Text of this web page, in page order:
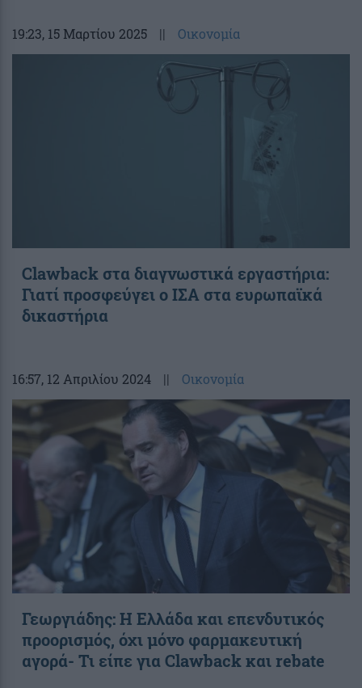
19:23, 15 Μαρτίου 2025 || Οικονομία
Clawback στα διαγνωστικά εργαστήρια:
Γιατί προσφεύγει ο ΙΣΑ στα ευρωπαϊκά
δικαστήρια
16:57, 12 Απριλίου 2024 || Οικονομία
Γεωργιάδης: Η Ελλάδα και επενδυτικός
προορισμός, όχι μόνο φαρμακευτική
αγορά- Τι είπε για Clawback και rebate